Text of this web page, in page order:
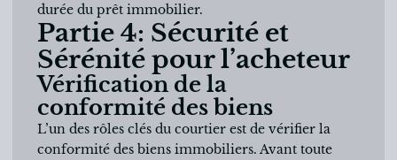
durée du prêt immobilier.
Partie 4: Sécurité et
Sérénité pour l’acheteur
Vérification de la
conformité des biens
L’un des rôles clés du courtier est de vérifier la
conformité des biens immobiliers. Avant toute